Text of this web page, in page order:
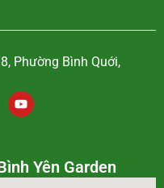
Phường Bình Quới,
Yên Garden